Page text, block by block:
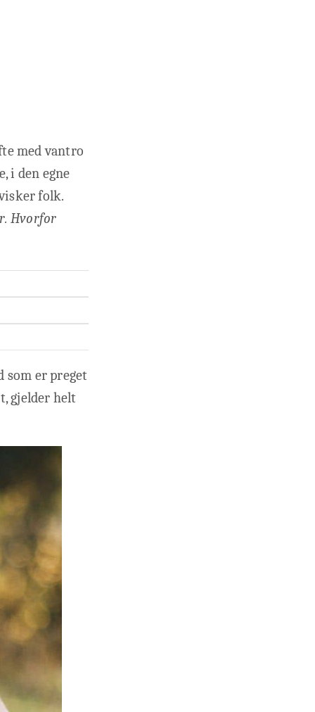
med vantro
i den egne
folk.
Hvorfor
er preget
gjelder helt